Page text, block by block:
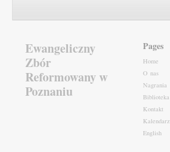
Ewangeliczny
Zbór
Reformowany w
Poznaniu
Pages
Home
O nas
Nagrania
Biblioteka
Kontakt
Kalendarz
English